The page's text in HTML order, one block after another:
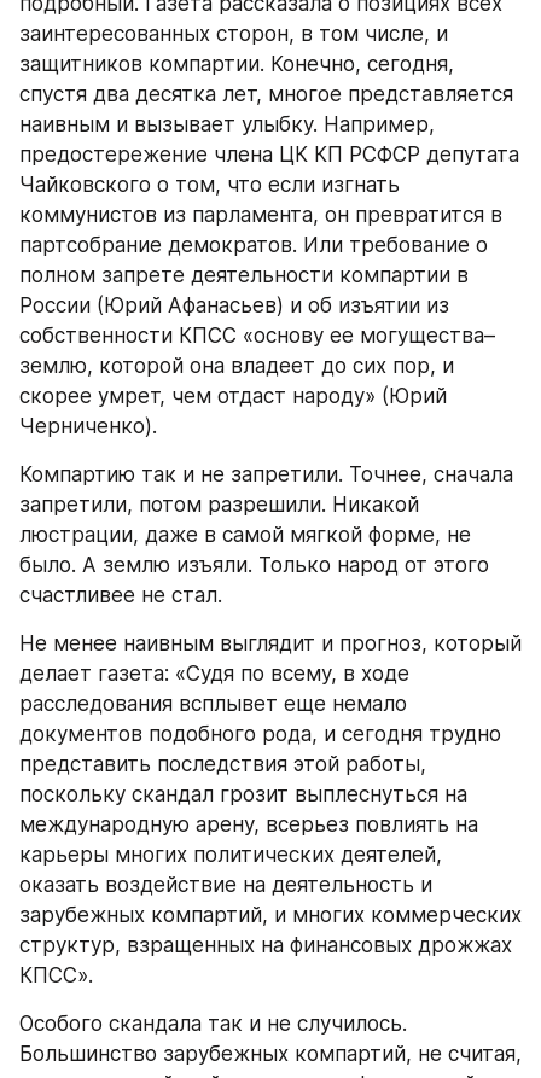
заинтересованных сторон, в том числе, и
защитников компартии. Конечно, сегодня,
спустя два десятка лет, многое представляется
наивным и вызывает улыбку. Например,
предостережение члена ЦК КП РСФСР депутата
Чайковского о том, что если изгнать
коммунистов из парламента, он превратится в
партсобрание демократов. Или требование о
полном запрете деятельности компартии в
России (Юрий Афанасьев) и об изъятии из
собственности КПСС «основу ее могущества–
землю, которой она владеет до сих пор, и
скорее умрет, чем отдаст народу» (Юрий
Черниченко).
Компартию так и не запретили. Точнее, сначала
запретили, потом разрешили. Никакой
люстрации, даже в самой мягкой форме, не
было. А землю изъяли. Только народ от этого
счастливее не стал.
Не менее наивным выглядит и прогноз, который
делает газета: «Судя по всему, в ходе
расследования всплывет еще немало
документов подобного рода, и сегодня трудно
представить последствия этой работы,
поскольку скандал грозит выплеснуться на
международную арену, всерьез повлиять на
карьеры многих политических деятелей,
оказать воздействие на деятельность и
зарубежных компартий, и многих коммерческих
структур, взращенных на финансовых дрожжах
КПСС».
Особого скандала так и не случилось.
Большинство зарубежных компартий, не считая,